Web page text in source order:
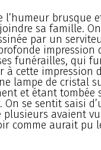
l’humeur brusque
sa famille.
par un
impression
funérailles, qui
cette impression
lampe de cristal
et étant tombée
se sentit saisi
avaient
comme aurait pu